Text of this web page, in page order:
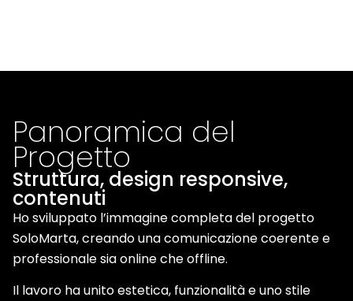
Panoramica del
Progetto
Struttura, design responsive,
contenuti
Ho sviluppato l’immagine completa del progetto
SoloMarta, creando una comunicazione coerente e
professionale sia online che offline.
Il lavoro ha unito estetica, funzionalità e uno stile